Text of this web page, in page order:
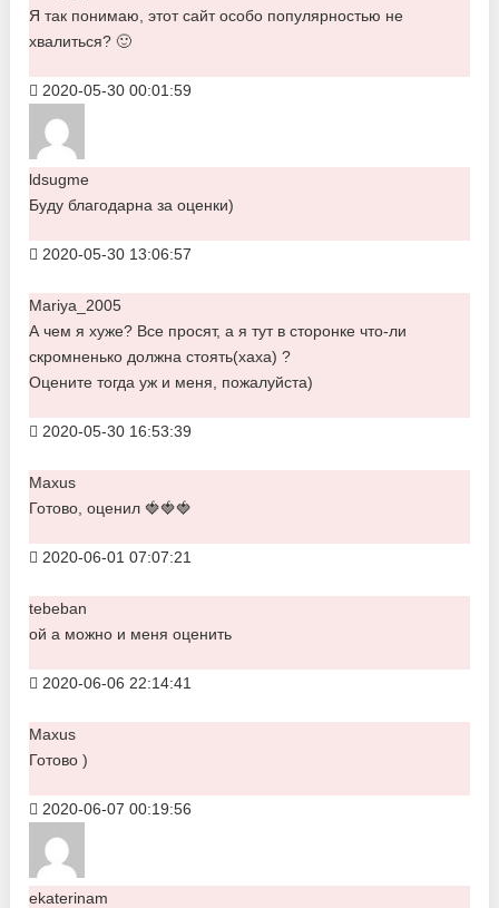
Я так понимаю, этот сайт особо популярностью не
хвалиться? 🙂
2020-05-30 00:01:59
ldsugme
Буду благодарна за оценки)
2020-05-30 13:06:57
Mariya_2005
А чем я хуже? Все просят, а я тут в сторонке что-ли
скромненько должна стоять(хаха) ?
Оцените тогда уж и меня, пожалуйста)
2020-05-30 16:53:39
Maxus
Готово, оценил 🍓🍓🍓
2020-06-01 07:07:21
tebeban
ой а можно и меня оценить
2020-06-06 22:14:41
Maxus
Готово )
2020-06-07 00:19:56
ekaterinam